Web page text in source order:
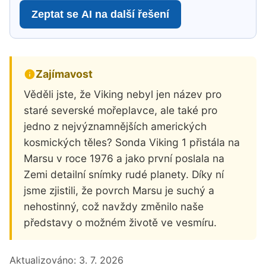
Zeptat se AI na další řešení
Zajímavost
Věděli jste, že Viking nebyl jen název pro
staré severské mořeplavce, ale také pro
jedno z nejvýznamnějších amerických
kosmických těles? Sonda Viking 1 přistála na
Marsu v roce 1976 a jako první poslala na
Zemi detailní snímky rudé planety. Díky ní
jsme zjistili, že povrch Marsu je suchý a
nehostinný, což navždy změnilo naše
představy o možném životě ve vesmíru.
Aktualizováno: 3. 7. 2026